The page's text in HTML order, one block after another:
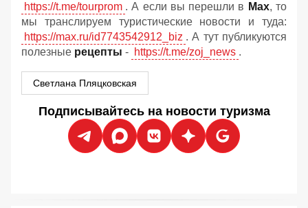
https://t.me/tourprom . А если вы перешли в Мах, то
мы транслируем туристические новости и туда:
https://max.ru/id7743542912_biz . А тут публикуются
полезные рецепты - https://t.me/zoj_news .
Светлана Пляцковская
Подписывайтесь на новости туризма